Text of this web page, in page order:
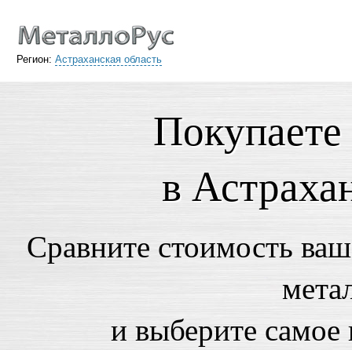
Регион: Астраханская область
в
Сравните стоимость
и выберите